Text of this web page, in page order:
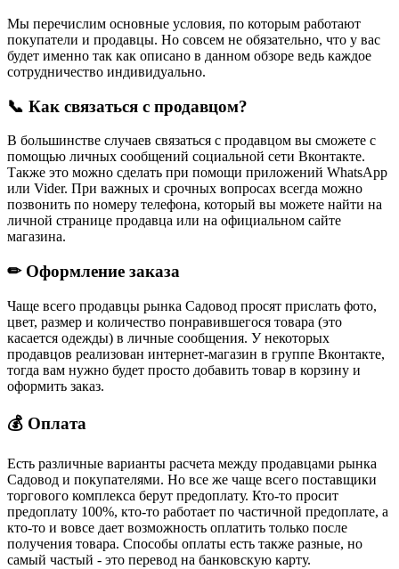
Мы перечислим основные условия, по которым работают
покупатели и продавцы. Но совсем не обязательно, что у вас
будет именно так как описано в данном обзоре ведь каждое
сотрудничество индивидуально.
📞 Как связаться с продавцом?
В большинстве случаев связаться с продавцом вы сможете с
помощью личных сообщений социальной сети Вконтакте.
Также это можно сделать при помощи приложений WhatsApp
или Vider. При важных и срочных вопросах всегда можно
позвонить по номеру телефона, который вы можете найти на
личной странице продавца или на официальном сайте
магазина.
✏ Оформление заказа
Чаще всего продавцы рынка Садовод просят прислать фото,
цвет, размер и количество понравившегося товара (это
касается одежды) в личные сообщения. У некоторых
продавцов реализован интернет-магазин в группе Вконтакте,
тогда вам нужно будет просто добавить товар в корзину и
оформить заказ.
💰 Оплата
Есть различные варианты расчета между продавцами рынка
Садовод и покупателями. Но все же чаще всего поставщики
торгового комплекса берут предоплату. Кто-то просит
предоплату 100%, кто-то работает по частичной предоплате, а
кто-то и вовсе дает возможность оплатить только после
получения товара. Способы оплаты есть также разные, но
самый частый - это перевод на банковскую карту.